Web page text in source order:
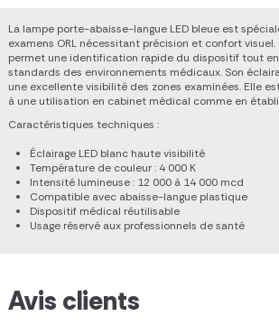
La lampe porte-abaisse-langue LED bleue est
examens ORL nécessitant précision et confort
permet une identification rapide du dispositif tout en
standards des environnements médicaux. Son
une excellente visibilité des zones examinées. Elle
à une utilisation en cabinet médical comme en
Caractéristiques techniques :
Éclairage LED blanc haute visibilité
Température de couleur : 4 000 K
Intensité lumineuse : 12 000 à 14 000 mcd
Compatible avec abaisse-langue plastique
Dispositif médical réutilisable
Usage réservé aux professionnels de santé
Avis clients